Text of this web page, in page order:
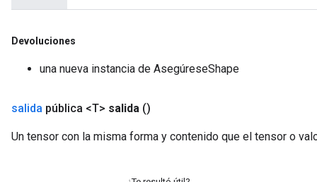
Devoluciones
una nueva instancia de AsegúreseShape
salida pública <T> salida ()
Un tensor con la misma forma y contenido que el tensor o